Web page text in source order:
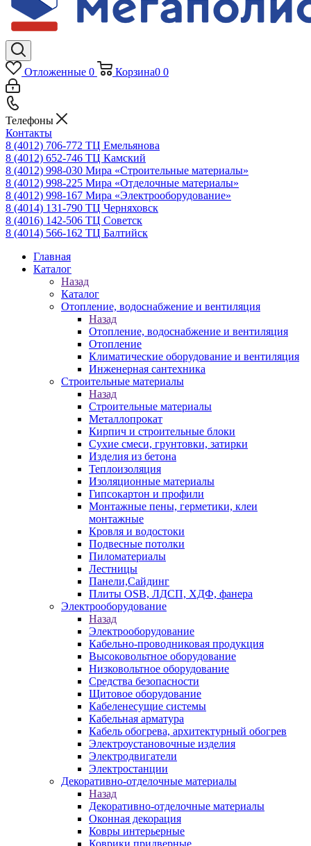
Отложенные 0 Корзина0 0
Телефоны
Контакты
8 (4012) 706-772 ТЦ Емельянова
8 (4012) 652-746 ТЦ Камский
8 (4012) 998-030 Мира «Строительные материалы»
8 (4012) 998-225 Мира «Отделочные материалы»
8 (4012) 998-167 Мира «Электрооборудование»
8 (4014) 131-790 ТЦ Черняховск
8 (4016) 142-506 ТЦ Советск
8 (4014) 566-162 ТЦ Балтийск
Главная
Каталог
Назад
Каталог
Отопление, водоснабжение и вентиляция
Назад
Отопление, водоснабжение и вентиляция
Отопление
Климатические оборудование и вентиляция
Инженерная сантехника
Строительные материалы
Назад
Строительные материалы
Металлопрокат
Кирпич и строительные блоки
Сухие смеси, грунтовки, затирки
Изделия из бетона
Теплоизоляция
Изоляционные материалы
Гипсокартон и профили
Монтажные пены, герметики, клеи
монтажные
Кровля и водостоки
Подвесные потолки
Пиломатериалы
Лестницы
Панели,Сайдинг
Плиты OSB, ЛДСП, ХДФ, фанера
Электрооборудование
Назад
Электрооборудование
Кабельно-проводниковая продукция
Высоковольтное оборудование
Низковольтное оборудование
Средства безопасности
Щитовое оборудование
Кабеленесущие системы
Кабельная арматура
Кабель обогрева, архитектурный обогрев
Электроустановочные изделия
Электродвигатели
Электростанции
Декоративно-отделочные материалы
Назад
Декоративно-отделочные материалы
Оконная декорация
Ковры интерьерные
Коврики придверные